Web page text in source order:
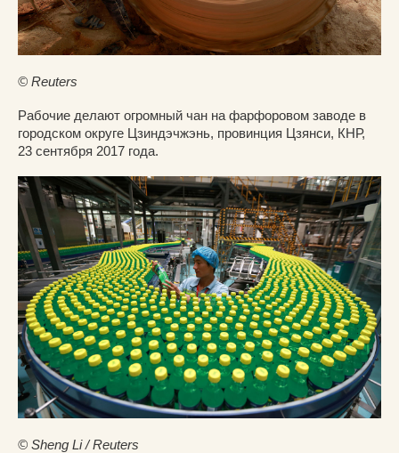
© Reuters
Рабочие делают огромный чан на фарфоровом заводе в
городском округе Цзиндэчжэнь, провинция Цзянси, КНР,
23 сентября 2017 года.
© Sheng Li / Reuters